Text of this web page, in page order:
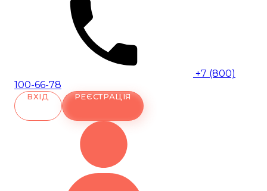
+7 (800)
100-66-78
ВХІД РЕЄСТРАЦІЯ